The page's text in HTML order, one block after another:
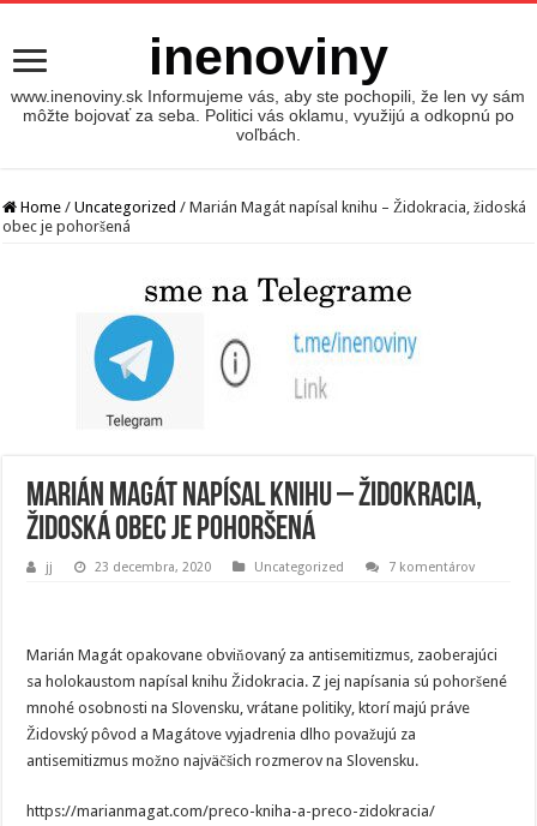
inenoviny
www.inenoviny.sk Informujeme vás, aby ste pochopili, že len vy sám
môžte bojovať za seba. Politici vás oklamu, využijú a odkopnú po
voľbách.
Home / Uncategorized / Marián Magát napísal knihu – Židokracia, židoská
obec je pohoršená
Marián Magát napísal knihu – Židokracia,
židoská obec je pohoršená
jj 23 decembra, 2020 Uncategorized 7 komentárov
Marián Magát opakovane obviňovaný za antisemitizmus, zaoberajúci
sa holokaustom napísal knihu Židokracia. Z jej napísania sú pohoršené
mnohé osobnosti na Slovensku, vrátane politiky, ktorí majú práve
Židovský pôvod a Magátove vyjadrenia dlho považujú za
antisemitizmus možno najväčšich rozmerov na Slovensku.
https://marianmagat.com/preco-kniha-a-preco-zidokracia/